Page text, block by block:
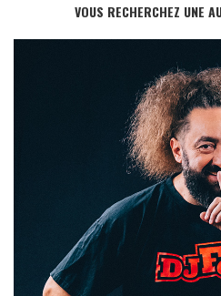
VOUS RECHERCHEZ UNE